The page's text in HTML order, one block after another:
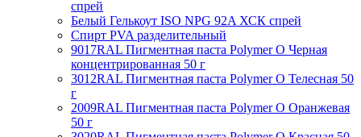
спрей
Белый Гелькоут ISO NPG 92A ХСК спрей
Спирт PVA разделительный
9017RAL Пигментная паста Polymer O Черная
концентрированная 50 г
3012RAL Пигментная паста Polymer O Телесная 50
г
2009RAL Пигментная паста Polymer O Оранжевая
50 г